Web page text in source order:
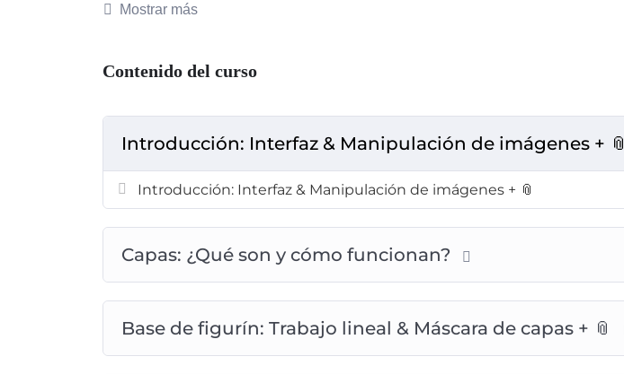
Mostrar más
Contenido del curso
Introducción: Interfaz & Manipulación de imágenes + 📎
Introducción: Interfaz & Manipulación de imágenes + 📎
Capas: ¿Qué son y cómo funcionan?
Base de figurín: Trabajo lineal & Máscara de capas + 📎